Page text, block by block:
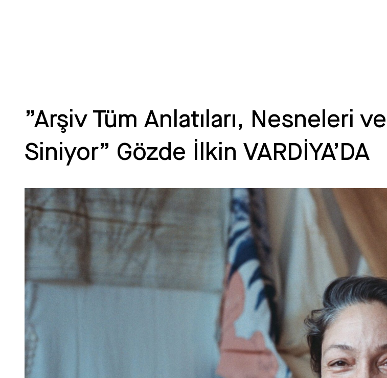
”Arşiv Tüm Anlatıları, Nesneleri
Siniyor” Gözde İlkin VARDİYA’DA